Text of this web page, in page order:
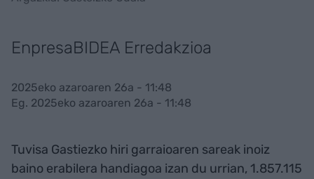
EnpresaBIDEA Erredakzioa
2025eko azaroaren 26a - 11:48
Eg. 2025eko azaroaren 26a - 11:48
Tuvisa Gastiezko hiri garraioaren sareak inoiz
baino erabilera handiagoa izan du urrian, 1.857.115